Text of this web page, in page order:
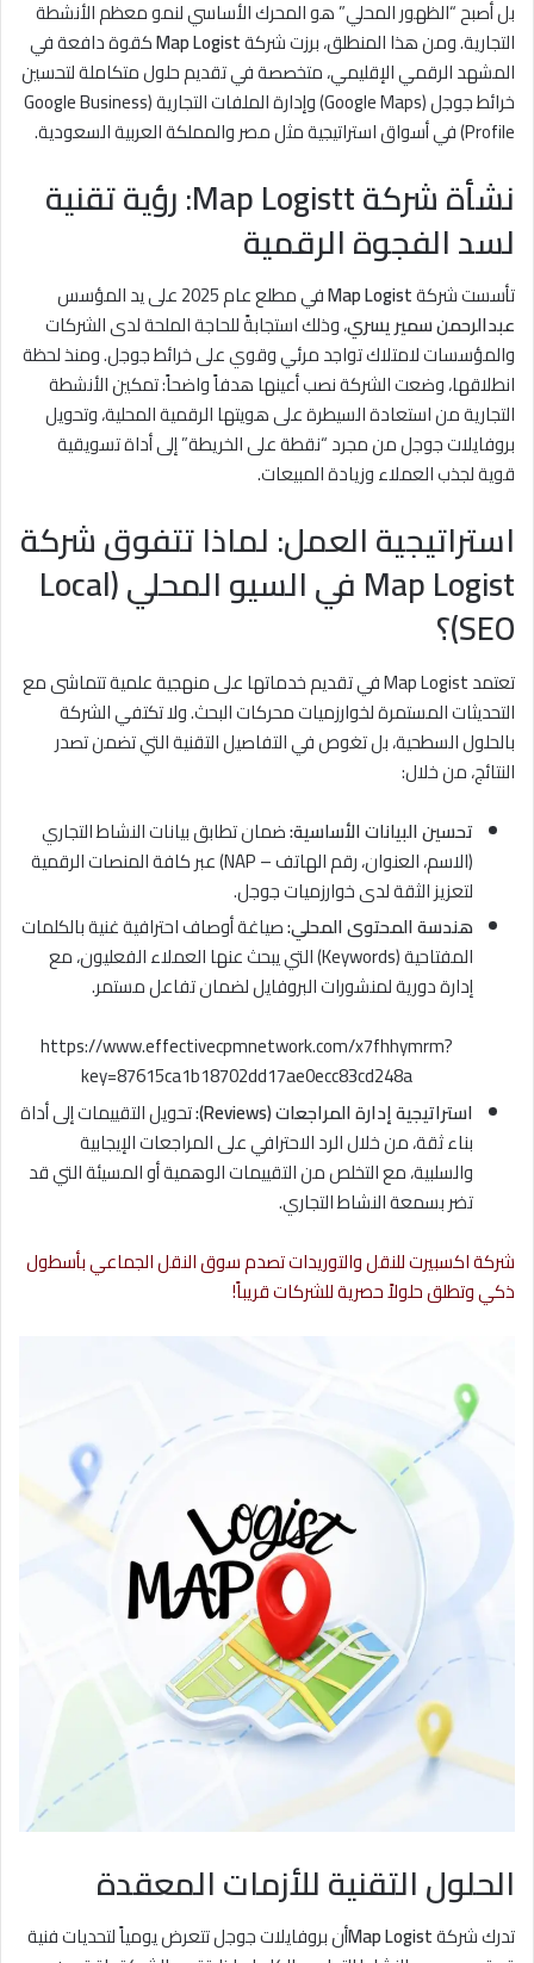
بل أصبح “الظهور المحلي” هو المحرك الأساسي لنمو معظم الأنشطة
التجارية. ومن هذا المنطلق، برزت شركةMap Logistكقوة دافعة في
المشهد الرقمي الإقليمي، متخصصة في تقديم حلول متكاملة لتحسين
خرائط جوجل (Google Maps) وإدارة الملفات التجارية (Google Business
Profile) في أسواق استراتيجية مثل مصر والمملكة العربية السعودية.
نشأة شركة Map Logistt: رؤية تقنية
لسد الفجوة الرقمية
تأسست شركةMap Logistفي مطلع عام 2025 على يد المؤسس
عبدالرحمن سمير يسري، وذلك استجابةً للحاجة الملحة لدى الشركات
والمؤسسات لامتلاك تواجد مرئي وقوي على خرائط جوجل. ومنذ لحظة
انطلاقها، وضعت الشركة نصب أعينها هدفاً واضحاً: تمكين الأنشطة
التجارية من استعادة السيطرة على هويتها الرقمية المحلية، وتحويل
بروفايلات جوجل من مجرد “نقطة على الخريطة” إلى أداة تسويقية
قوية لجذب العملاء وزيادة المبيعات.
استراتيجية العمل: لماذا تتفوق شركة
Map Logist في السيو المحلي (Local
SEO)؟
تعتمد Map Logist في تقديم خدماتها على منهجية علمية تتماشى مع
التحديثات المستمرة لخوارزميات محركات البحث. ولا تكتفي الشركة
بالحلول السطحية، بل تغوص في التفاصيل التقنية التي تضمن تصدر
النتائج، من خلال:
تحسين البيانات الأساسية:ضمان تطابق بيانات النشاط التجاري
(الاسم، العنوان، رقم الهاتف – NAP) عبر كافة المنصات الرقمية
لتعزيز الثقة لدى خوارزميات جوجل.
هندسة المحتوى المحلي:صياغة أوصاف احترافية غنية بالكلمات
المفتاحية (Keywords) التي يبحث عنها العملاء الفعليون، مع
إدارة دورية لمنشورات البروفايل لضمان تفاعل مستمر.
https://www.effectivecpmnetwork.com/x7fhhymrm?
key=87615ca1b18702dd17ae0ecc83cd248a
استراتيجية إدارة المراجعات (Reviews):
تحويل التقييمات إلى أداة
بناء ثقة، من خلال الرد الاحترافي على المراجعات الإيجابية
والسلبية، مع التخلص من التقييمات الوهمية أو المسيئة التي قد
تضر بسمعة النشاط التجاري.
شركة اكسبيرت للنقل والتوريدات تصدم سوق النقل الجماعي بأسطول
ذكي وتطلق حلولاً حصرية للشركات قريباً!
الحلول التقنية للأزمات المعقدة
تدرك شركةMap Logistأن بروفايلات جوجل تتعرض يومياً لتحديات فنية